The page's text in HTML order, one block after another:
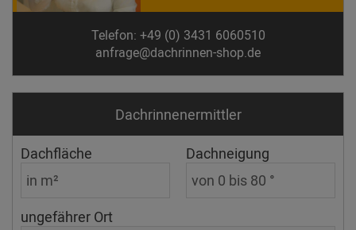
Telefon: +49 (0) 3431 6060510
anfrage@dachrinnen-shop.de
Dachrinnen­ermittler
Dachfläche Dachneigung
ungefährer Ort